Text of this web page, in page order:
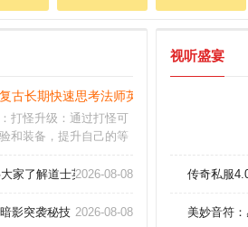
古长期快速思考法师英雄治愈术？
打怪升级：通过打怪可
和装备，提升自己的等
刀暴击的角色扮演游
的装备魔法赋能，为获
家了解道士英雄骷髅咒
2026-08-08
影突袭秘技 2026-08-08
视听盛宴
传奇私服
美妙音符